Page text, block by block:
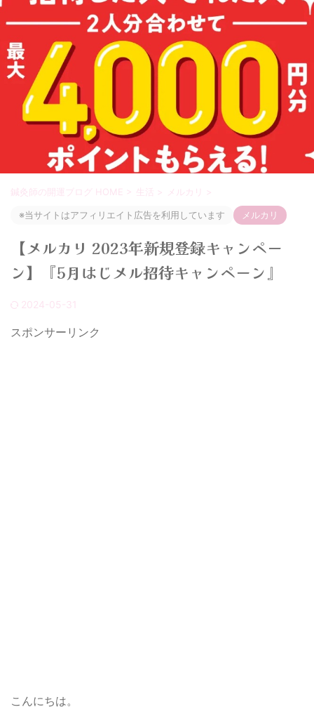
鍼灸師の開運ブログ HOME > 生活 > メルカリ >
※当サイトはアフィリエイト広告を利用しています メルカリ
【メルカリ 2023年新規登録キャンペー
ン】『5月はじメル招待キャンペーン』
2024-05-31
スポンサーリンク
こんにちは。